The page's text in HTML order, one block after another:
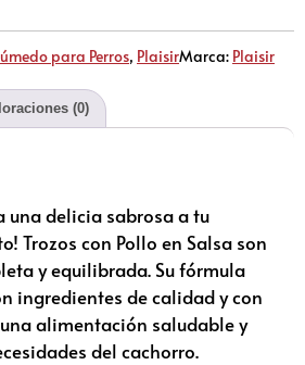
para Perros, PlaisirMarca: Plaisir
(0)
una delicia sabrosa a tu
Trozos con Pollo en Salsa son
y equilibrada. Su fórmula
ingredientes de calidad y con
alimentación saludable y
del cachorro.